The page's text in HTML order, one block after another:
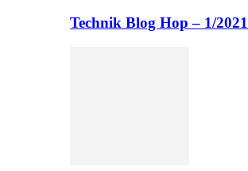
Technik Blog Hop – 1/2021